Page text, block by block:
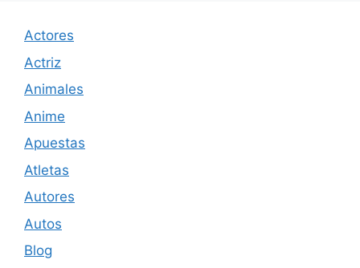
Actores
Actriz
Animales
Anime
Apuestas
Atletas
Autores
Autos
Blog